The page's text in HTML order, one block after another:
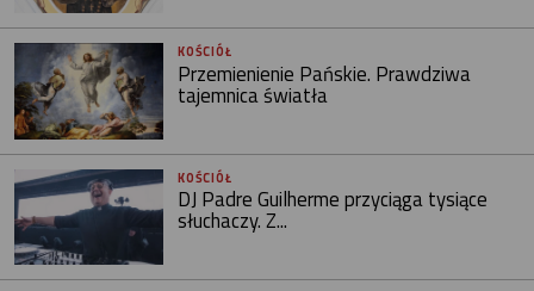
KOŚCIÓŁ
Przemienienie Pańskie. Prawdziwa
tajemnica światła
KOŚCIÓŁ
DJ Padre Guilherme przyciąga tysiące
słuchaczy. Z...